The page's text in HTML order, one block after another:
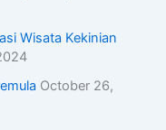
Wisata Kekinian
October 26,